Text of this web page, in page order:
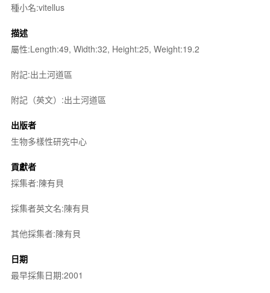
種小名:vitellus
描述
屬性:Length:49, Width:32, Height:25, Weight:19.2
附記:出土河道區
附記（英文）:出土河道區
出版者
生物多樣性研究中心
貢獻者
採集者:陳有貝
採集者英文名:陳有貝
其他採集者:陳有貝
日期
最早採集日期:2001